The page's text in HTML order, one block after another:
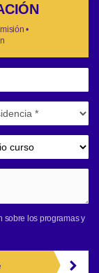
•
sobre los programas y